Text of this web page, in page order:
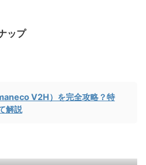
ップ
V2H）を完全攻略？特
解説